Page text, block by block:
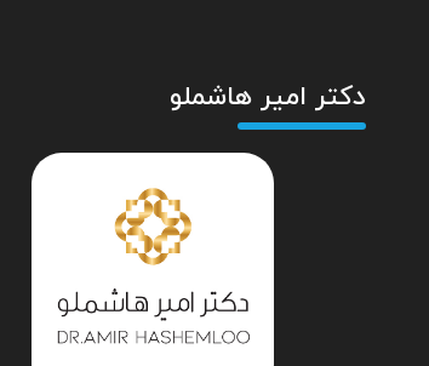
دکتر امیر هاشملو